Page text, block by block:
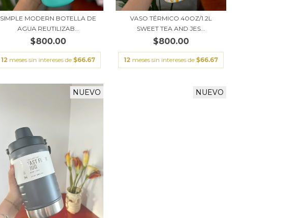
SIMPLE MODERN BOTELLA DE
AGUA REUTILIZAB...
$800.00
12 meses sin intereses de $66.67
VASO TÉRMICO 40OZ/1.2L
SWEET TEA AND JES...
$800.00
12 meses sin intereses de $66.67
NUEVO NUEVO